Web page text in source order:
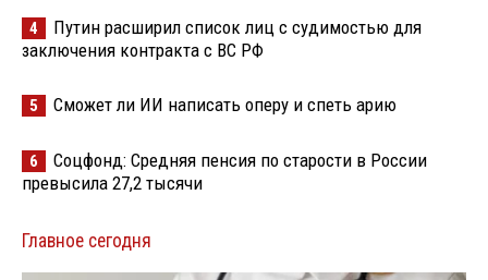
4
Путин расширил список лиц с судимостью для
заключения контракта с ВС РФ
5 Сможет ли ИИ написать оперу и спеть арию
6
Соцфонд: Средняя пенсия по старости в России
превысила 27,2 тысячи
Главное сегодня